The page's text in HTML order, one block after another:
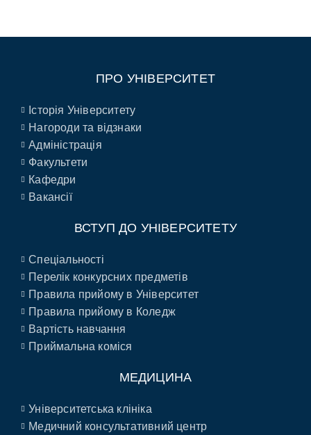
ПРО УНІВЕРСИТЕТ
Історія Університету
Нагороди та відзнаки
Адміністрація
Факультети
Кафедри
Вакансії
ВСТУП ДО УНІВЕРСИТЕТУ
Спеціальності
Перелік конкурсних предметів
Правила прийому в Університет
Правила прийому в Коледж
Вартість навчання
Приймальна коміся
МЕДИЦИНА
Університетська клініка
Медичний консультативний центр